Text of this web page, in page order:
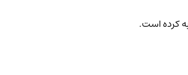
کرده است.